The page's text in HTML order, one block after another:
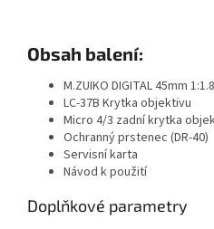
Obsah balení:
M.ZUIKO DIGITAL 45mm 1:1.8
LC-37B Krytka objektivu
Micro 4/3 zadní krytka
Ochranný prstenec (DR-40)
Servisní karta
Návod k použití
Doplňkové parametry